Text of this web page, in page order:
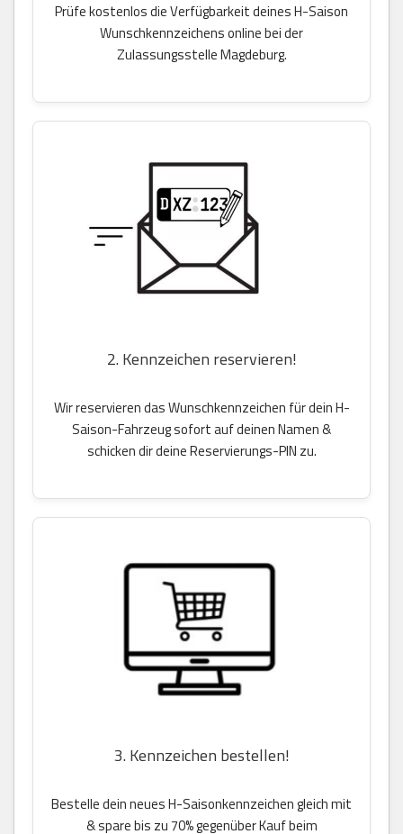
Prüfe kostenlos die Verfügbarkeit deines H-Saison
Wunschkennzeichens online bei der
Zulassungsstelle Magdeburg.
2. Kennzeichen reservieren!
Wir reservieren das Wunschkennzeichen für dein H-
Saison-Fahrzeug sofort auf deinen Namen &
schicken dir deine Reservierungs-PIN zu.
3. Kennzeichen bestellen!
Bestelle dein neues H-Saisonkennzeichen gleich mit
& spare bis zu 70% gegenüber Kauf beim